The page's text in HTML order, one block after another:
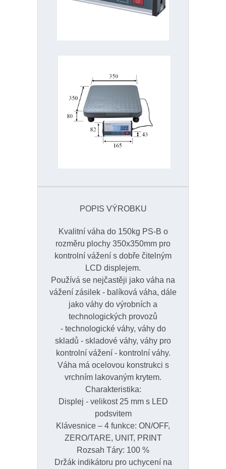
POPIS VÝROBKU
Kvalitní váha do 150kg PS-B o
rozměru plochy 350x350mm pro
kontrolní vážení s dobře čitelným
LCD displejem.
Používá se nejčastěji jako váha na
vážení zásilek - balíková váha, dále
jako váhy do výrobních a
technologických provozů
- technologické váhy, váhy do
skladů - skladové váhy, váhy pro
kontrolní vážení - kontrolní váhy.
Váha má ocelovou konstrukci s
vrchním lakovaným krytem.
Charakteristika:
Displej - velikost 25 mm s LED
podsvitem
Klávesnice – 4 funkce: ON/OFF,
ZERO/TARE, UNIT, PRINT
Rozsah Táry: 100 %
Držák indikátoru pro uchycení na